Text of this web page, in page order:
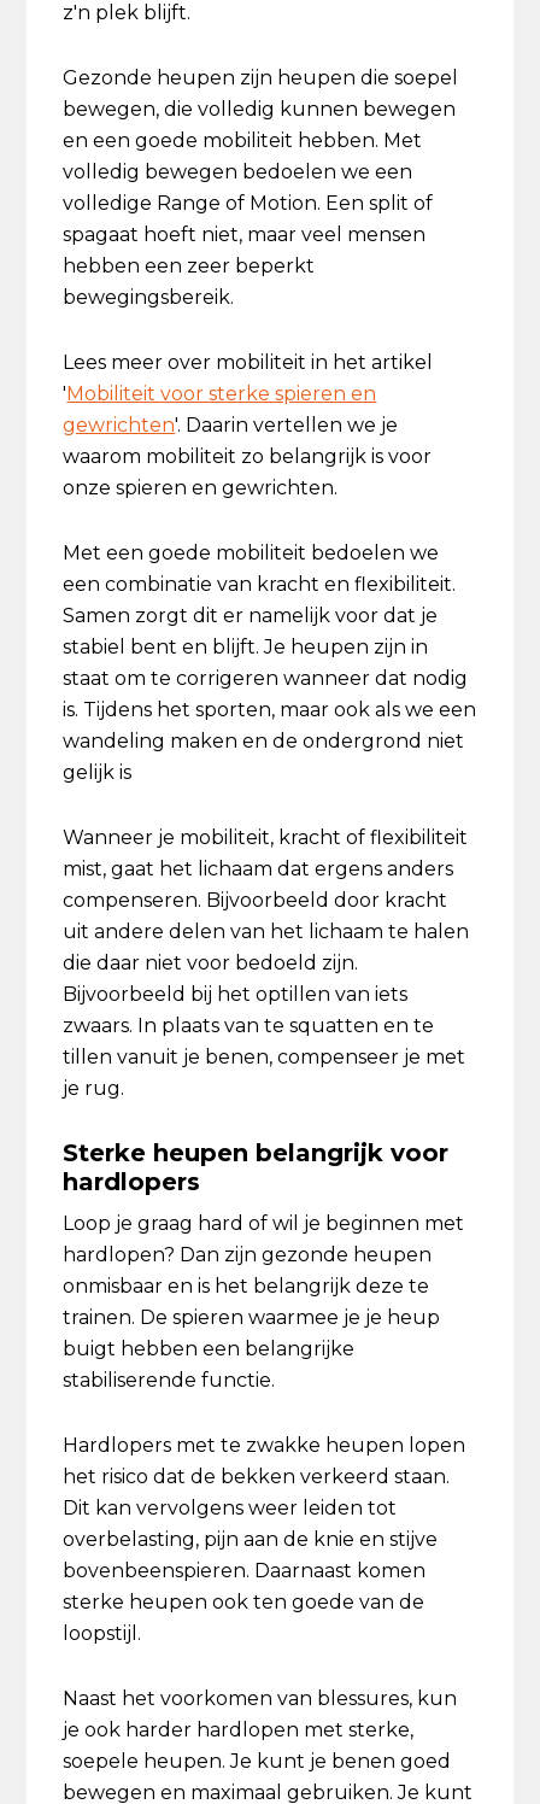
z'n plek blijft.
Gezonde heupen zijn heupen die soepel
bewegen, die volledig kunnen bewegen
en een goede mobiliteit hebben. Met
volledig bewegen bedoelen we een
volledige Range of Motion. Een split of
spagaat hoeft niet, maar veel mensen
hebben een zeer beperkt
bewegingsbereik.
Lees meer over mobiliteit in het artikel
'Mobiliteit voor sterke spieren en
gewrichten'. Daarin vertellen we je
waarom mobiliteit zo belangrijk is voor
onze spieren en gewrichten.
Met een goede mobiliteit bedoelen we
een combinatie van kracht en flexibiliteit.
Samen zorgt dit er namelijk voor dat je
stabiel bent en blijft. Je heupen zijn in
staat om te corrigeren wanneer dat nodig
is. Tijdens het sporten, maar ook als we een
wandeling maken en de ondergrond niet
gelijk is
Wanneer je mobiliteit, kracht of flexibiliteit
mist, gaat het lichaam dat ergens anders
compenseren. Bijvoorbeeld door kracht
uit andere delen van het lichaam te halen
die daar niet voor bedoeld zijn.
Bijvoorbeeld bij het optillen van iets
zwaars. In plaats van te squatten en te
tillen vanuit je benen, compenseer je met
je rug.
Sterke heupen belangrijk voor
hardlopers
Loop je graag hard of wil je beginnen met
hardlopen? Dan zijn gezonde heupen
onmisbaar en is het belangrijk deze te
trainen. De spieren waarmee je je heup
buigt hebben een belangrijke
stabiliserende functie.
Hardlopers met te zwakke heupen lopen
het risico dat de bekken verkeerd staan.
Dit kan vervolgens weer leiden tot
overbelasting, pijn aan de knie en stijve
bovenbeenspieren. Daarnaast komen
sterke heupen ook ten goede van de
loopstijl.
Naast het voorkomen van blessures, kun
je ook harder hardlopen met sterke,
soepele heupen. Je kunt je benen goed
bewegen en maximaal gebruiken. Je kunt